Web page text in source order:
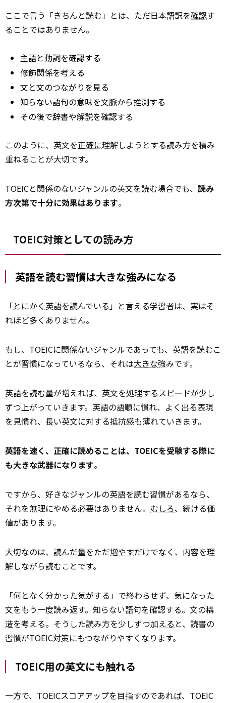
ここで言う「きちんと読む」とは、ただ日本語訳を確認す
ることではありません。
主語と動詞を確認する
修飾関係を考える
文と文のつながりを見る
知らない語句の意味を文脈から推測する
その後で辞書や解説を確認する
このように、英文を正確に理解しようとする読み方を積み
重ねることが大切です。
TOEICと関係のないジャンルの英文を読む場合でも、 読み
方次第で十分に効果はあります。
TOEIC対策としての読み方
英語を読む習慣は大きな強みになる
「とにかく 英語を読んでいる」と言える学習者は、実はそ
れほど多くありません。
もし、TOEICに関係ないジャンルであっても、英語を読むこ
とが習慣になっているなら、それは大きな強みです。
英語を読む量が増えれば、英文を処理するスピードが少し
ずつ上がっていきます。英語の語順に慣れ、よく出る表現
を見慣れ、長い英文に対する抵抗感も薄れていきます。
英語を速く、正確に読めることは、TOEICを受験する際に
も大きな武器になります。
ですから、好きなジャンルの英語を読む習慣があるなら、
それを無理にやめる必要はありません。 むしろ、続ける価
値があります。
大切なのは、読んだ量をただ増やすだけでなく、内容を理
解しながら読むことです。
「何となく分かった気がする」で終わらせず、気になった
文をもう一度読み返す。知らない語句を確認する。文の構
造を考える。そうした読み方を少しずつ加える と、読書の
習慣がTOEIC対策にもつながりやすくなります。
TOEIC用の英文にも触れる
一方で、TOEICスコアアップを目指すのであれば、TOEIC